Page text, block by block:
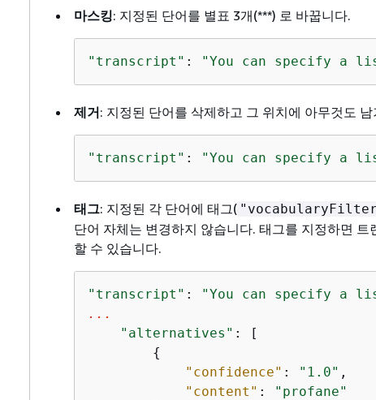
마스킹: 지정된 단어를 별표 3개(***) 로 바꿉니다.
"transcript" : "You can specify a
제거: 지정된 단어를 삭제하고 그 위치에 아무것도
"transcript" : "You can specify a
태그: 지정된 각 단어에 태그(
단어 자체는 변경하지 않습니다. 태그를 지정하면
할 수 있습니다.
"transcript" :
"You can specify a
...
"alternatives" : [
{
"confidence" : "1.0" ,
"content" :
"profane"